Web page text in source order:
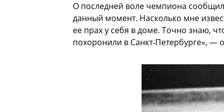
О последней воле чемпиона
данный момент. Насколько мне
ее прах у себя в доме. Точно знаю,
похоронили в Санкт‑Петербурге», —